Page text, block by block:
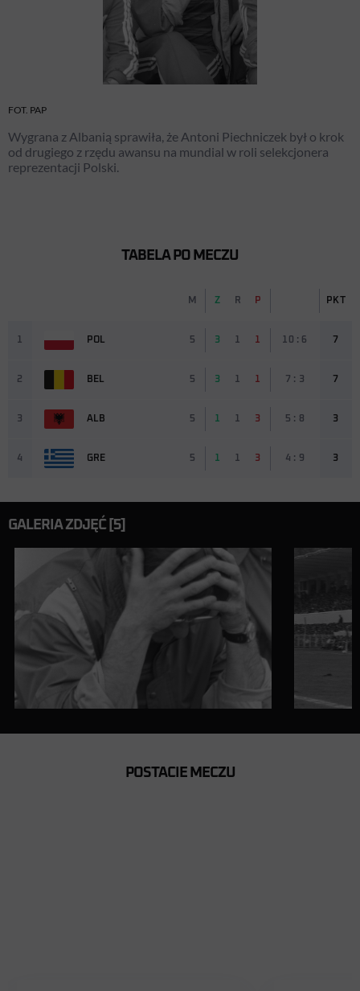
FOT. PAP
Wygrana z Albanią sprawiła, że Antoni Piechniczek był o krok
od drugiego z rzędu awansu na mundial w roli selekcjonera
reprezentacji Polski.
TABELA PO MECZU
M Z R P PKT
1 POL 5 3 1 1 10 : 6 7
2 BEL 5 3 1 1 7 : 3 7
3 ALB 5 1 1 3 5 : 8 3
4 GRE 5 1 1 3 4 : 9 3
GALERIA ZDJĘĆ [5]
POSTACIE MECZU